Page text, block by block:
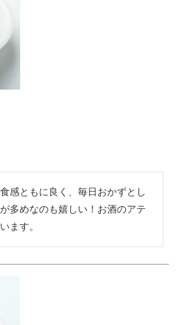
感ともに良く、毎日おかずとし
多めなのも嬉しい！お酒のアテ
ます。